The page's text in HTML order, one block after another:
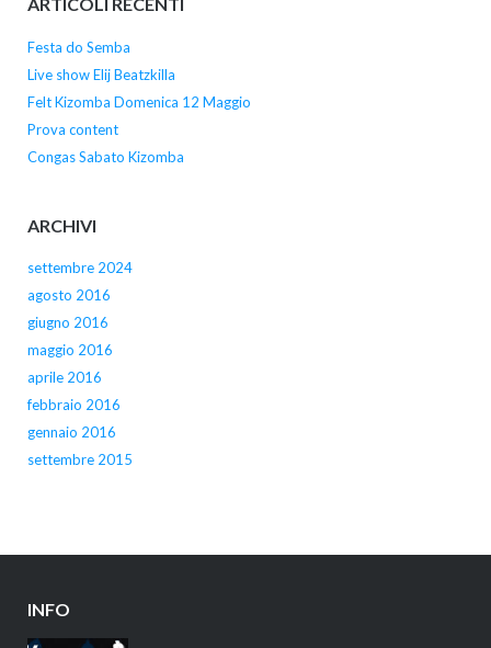
Festa do Semba
Live show Elij Beatzkilla
Felt Kizomba Domenica 12 Maggio
Prova content
Congas Sabato Kizomba
ARCHIVI
settembre 2024
agosto 2016
giugno 2016
maggio 2016
aprile 2016
febbraio 2016
gennaio 2016
settembre 2015
INFO